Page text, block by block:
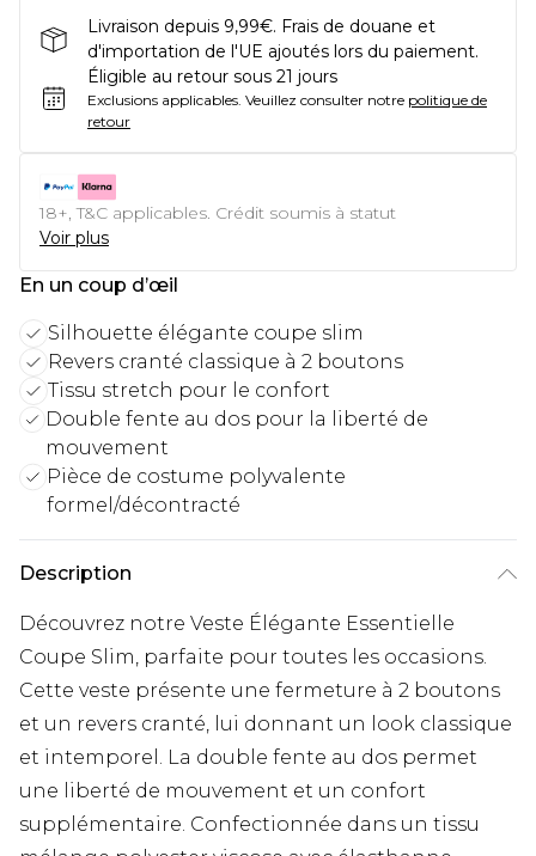
Livraison depuis 9,99€. Frais de douane et
d'importation de l'UE ajoutés lors du paiement.
Éligible au retour sous 21 jours
Exclusions applicables. Veuillez consulter notre politique de
retour
18+, T&C applicables. Crédit soumis à statut
Voir plus
En un coup d’œil
Silhouette élégante coupe slim
Revers cranté classique à 2 boutons
Tissu stretch pour le confort
Double fente au dos pour la liberté de
mouvement
Pièce de costume polyvalente
formel/décontracté
Description
Découvrez notre Veste Élégante Essentielle
Coupe Slim, parfaite pour toutes les occasions.
Cette veste présente une fermeture à 2 boutons
et un revers cranté, lui donnant un look classique
et intemporel. La double fente au dos permet
une liberté de mouvement et un confort
supplémentaire. Confectionnée dans un tissu